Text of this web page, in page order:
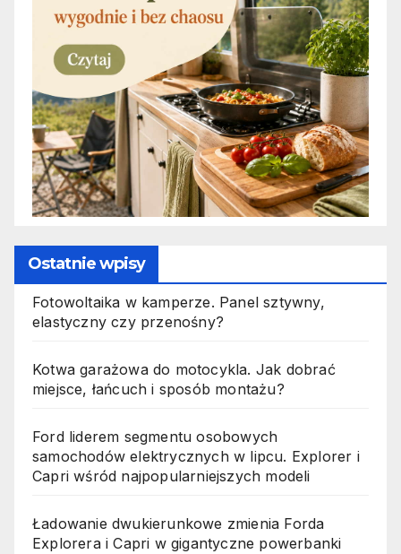
Ostatnie wpisy
Fotowoltaika w kamperze. Panel sztywny,
elastyczny czy przenośny?
Kotwa garażowa do motocykla. Jak dobrać
miejsce, łańcuch i sposób montażu?
Ford liderem segmentu osobowych
samochodów elektrycznych w lipcu. Explorer i
Capri wśród najpopularniejszych modeli
Ładowanie dwukierunkowe zmienia Forda
Explorera i Capri w gigantyczne powerbanki